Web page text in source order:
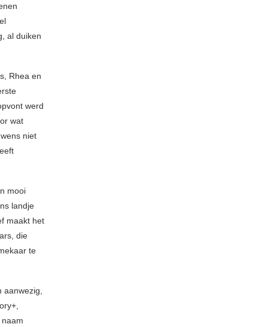
al duiken
Rhea en
werd
wat
niet
mooi
landje
maakt het
die
te
aanwezig,